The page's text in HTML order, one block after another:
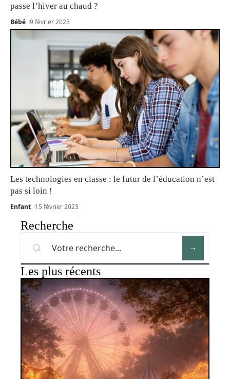
passe l’hiver au chaud ?
Bébé 9 février 2023
Les technologies en classe : le futur de l’éducation n’est
pas si loin !
Enfant 15 février 2023
Recherche
Les plus récents